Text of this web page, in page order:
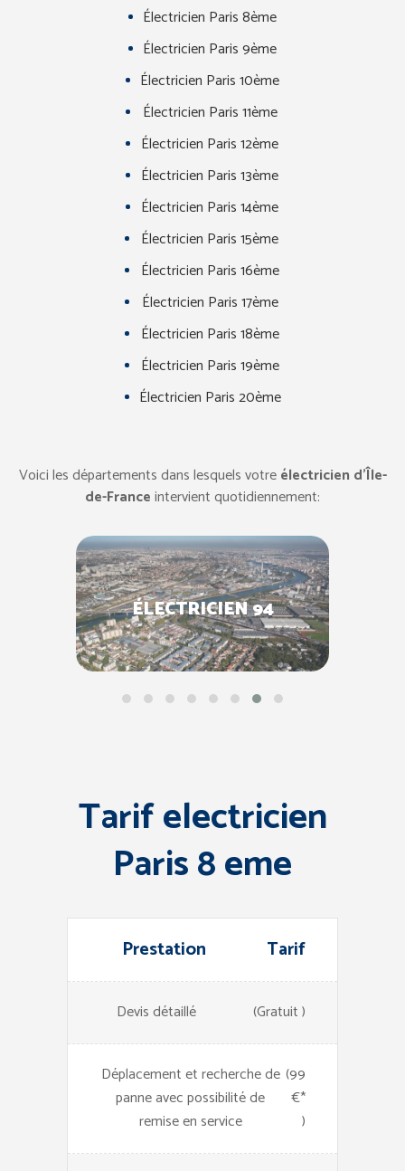
Électricien Paris 8ème
Électricien Paris 9ème
Électricien Paris 10ème
Électricien Paris 11ème
Électricien Paris 12ème
Électricien Paris 13ème
Électricien Paris 14ème
Électricien Paris 15ème
Électricien Paris 16ème
Électricien Paris 17ème
Électricien Paris 18ème
Électricien Paris 19ème
Électricien Paris 20ème
Voici les départements dans lesquels votreélectricien d’Île-
de-Franceintervient quotidiennement:
ÉLECTRICIEN 94
Tarif electricien
Paris 8 eme
Prestation Tarif
Devis détaillé (Gratuit )
Déplacement et recherche de
panne avec possibilité de
remise en service
(99
€*
)